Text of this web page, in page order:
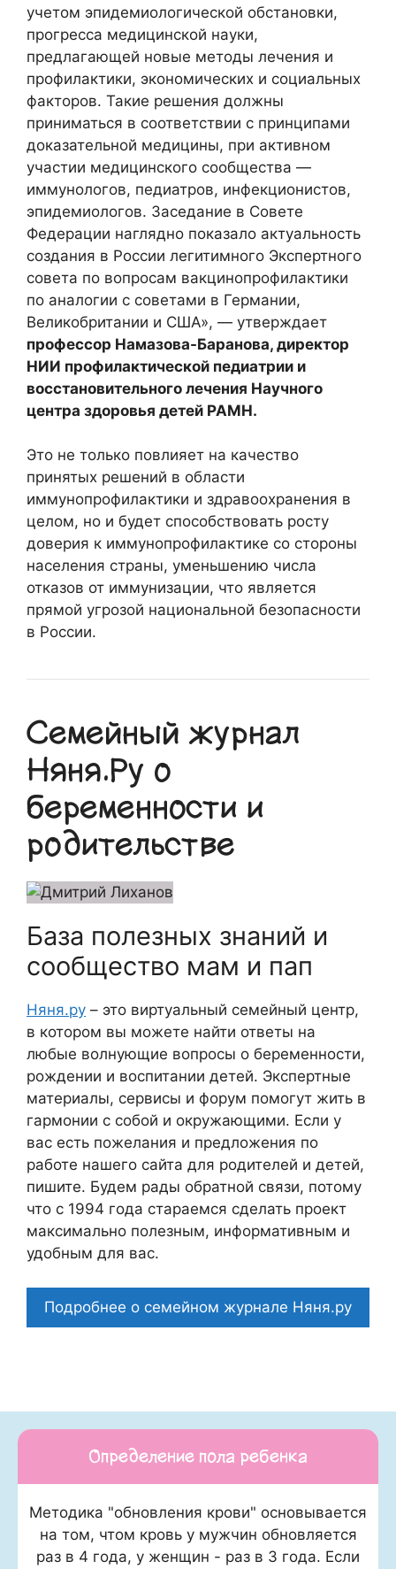
учетом эпидемиологической обстановки,
прогресса медицинской науки,
предлагающей новые методы лечения и
профилактики, экономических и социальных
факторов. Такие решения должны
приниматься в соответствии с принципами
доказательной медицины, при активном
участии медицинского сообщества —
иммунологов, педиатров, инфекционистов,
эпидемиологов. Заседание в Совете
Федерации наглядно показало актуальность
создания в России легитимного Экспертного
совета по вопросам вакцинопрофилактики
по аналогии с советами в Германии,
Великобритании и США», — утверждает
профессор Намазова-Баранова, директор
НИИ профилактической педиатрии и
восстановительного лечения Научного
центра здоровья детей РАМН.
Это не только повлияет на качество
принятых решений в области
иммунопрофилактики и здравоохранения в
целом, но и будет способствовать росту
доверия к иммунопрофилактике со стороны
населения страны, уменьшению числа
отказов от иммунизации, что является
прямой угрозой национальной безопасности
в России.
Семейный журнал
Няня.Ру о
беременности и
родительстве
База полезных знаний и
сообщество мам и пап
Няня.ру – это виртуальный семейный центр,
в котором вы можете найти ответы на
любые волнующие вопросы о беременности,
рождении и воспитании детей. Экспертные
материалы, сервисы и форум помогут жить в
гармонии с собой и окружающими. Если у
вас есть пожелания и предложения по
работе нашего сайта для родителей и детей,
пишите. Будем рады обратной связи, потому
что c 1994 года стараемся сделать проект
максимально полезным, информативным и
удобным для вас.
Подробнее о семейном журнале Няня.ру
Определение пола ребенка
Методика "обновления крови" основывается
на том, чтом кровь у мужчин обновляется
раз в 4 года, у женщин - раз в 3 года. Если